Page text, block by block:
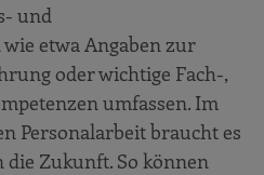
und
etwa Angaben zur
oder wichtige Fach-,
umfassen. Im
Personalarbeit braucht es
die Zukunft. So können